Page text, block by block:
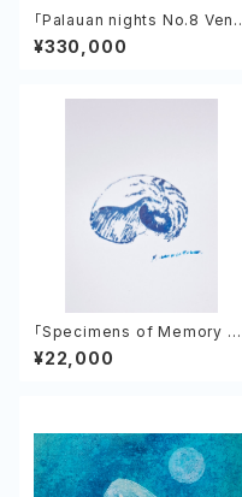
「Palauan nights No.8 Venu
s of the Tropics」植村友哉
¥330,000
「Specimens of Memory N
o.1 Natilas」 植村友哉 紙、
アクリル
¥22,000